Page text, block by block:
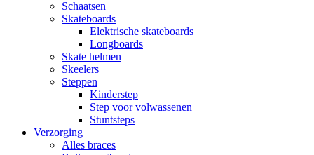
Schaatsen
Skateboards
Elektrische skateboards
Longboards
Skate helmen
Skeelers
Steppen
Kinderstep
Step voor volwassenen
Stuntsteps
Verzorging
Alles braces